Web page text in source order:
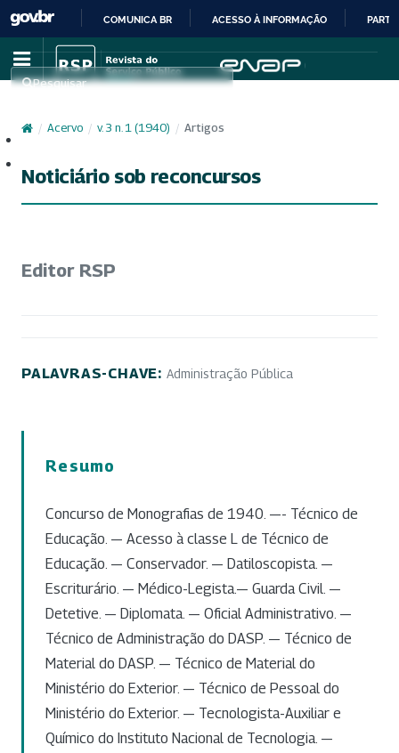
IR
PARA
CONTEÚDO
COMUNICA BR ACESSO À INFORMAÇÃO
Pesquisar
/ Acervo / v. 3 n. 1 (1940) / Artigos
Noticiário sob reconcursos
Editor RSP
PALAVRAS-CHAVE: Administração Pública
Resumo
Concurso de Monografias de 1940. —- Técnico de
Educação. — Acesso à classe L de Técnico de
Educação. — Conservador. — Datiloscopista. —
Escriturário. — Médico-Legista.— Guarda Civil. —
Detetive. — Diplomata. — Oficial Administrativo. —
Técnico de Administração do DASP. — Técnico de
Material do DASP. — Técnico de Material do
Ministério do Exterior. — Técnico de Pessoal do
Ministério do Exterior. — Tecnologista-Auxiliar e
Químico do Instituto Nacional de Tecnologia. —